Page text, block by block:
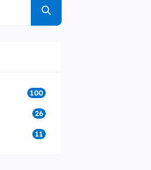
100
26
11